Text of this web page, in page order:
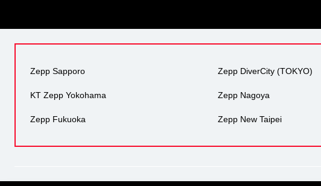
Zepp Sapporo Zepp DiverCity (TOKYO)
KT Zepp Yokohama Zepp Nagoya
Zepp Fukuoka Zepp New Taipei